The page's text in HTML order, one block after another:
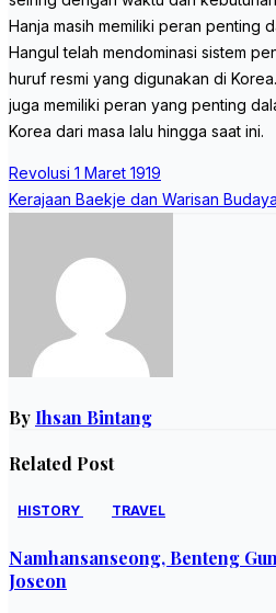
Hanja masih memiliki peran penting
Hangul telah mendominasi sistem
huruf resmi yang digunakan di
juga memiliki peran yang penting
Korea dari masa lalu hingga saat ini.
Post
navigation
Revolusi 1 Maret 1919
Kerajaan Baekje dan Warisan
By Ihsan Bintang
Related Post
HISTORY TRAVEL
Namhansanseong, Benteng
Joseon